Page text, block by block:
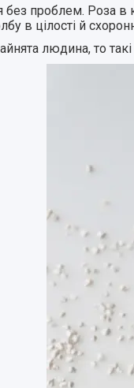
без проблем. Роза в
в цілості й
людина, то